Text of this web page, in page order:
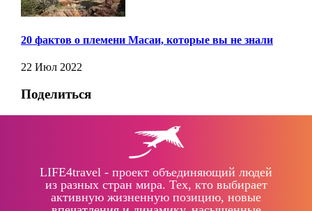
20 фактов о племени Масаи, которые вы не знали
22 Июл 2022
Поделиться
LIFE4travel - проект объединяющий людей
из разных стран мира. Тех, кто выбирает
активную жизненную позицию, новые